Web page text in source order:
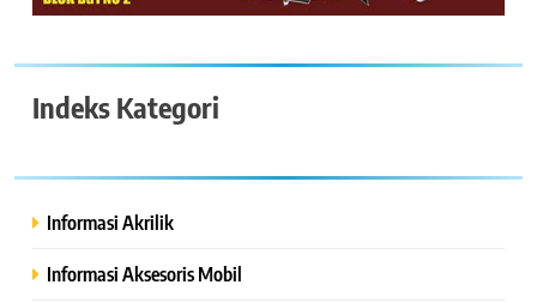
Indeks Kategori
Informasi Akrilik
Informasi Aksesoris Mobil